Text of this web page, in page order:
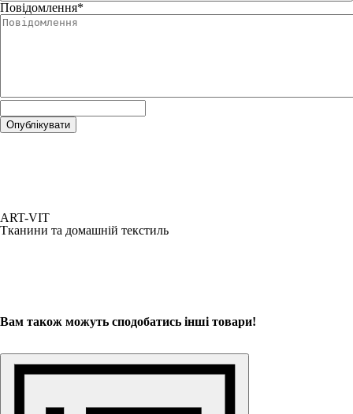
Повідомлення*
ART-VIT
Тканини та домашній текстиль
Вам також можуть сподобатись інші товари!